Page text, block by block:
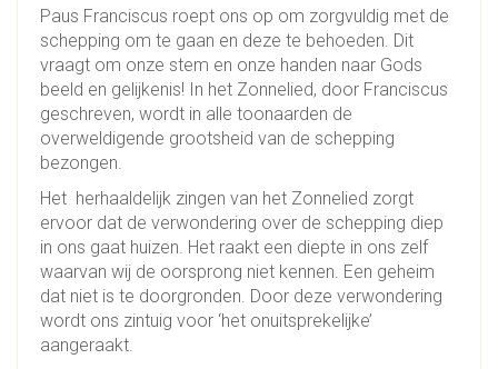
Paus Franciscus roept ons op om zorgvuldig met de
schepping om te gaan en deze te behoeden. Dit
vraagt om onze stem en onze handen naar Gods
beeld en gelijkenis! In het Zonnelied, door Franciscus
geschreven, wordt in alle toonaarden de
overweldigende grootsheid van de schepping
bezongen.
Het herhaaldelijk zingen van het Zonnelied zorgt
ervoor dat de verwondering over de schepping diep
in ons gaat huizen. Het raakt een diepte in ons zelf
waarvan wij de oorsprong niet kennen. Een geheim
dat niet is te doorgronden. Door deze verwondering
wordt ons zintuig voor ‘het onuitsprekelijke’
aangeraakt.